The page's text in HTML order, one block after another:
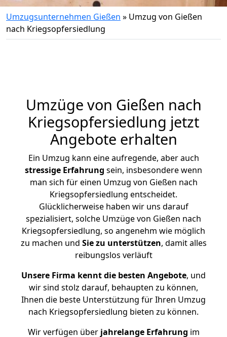
Umzugsunternehmen Gießen » Umzug von Gießen
nach Kriegsopfersiedlung
Umzüge von Gießen nach
Kriegsopfersiedlung jetzt
Angebote erhalten
Ein Umzug kann eine aufregende, aber auch
stressige Erfahrung sein, insbesondere wenn
man sich für einen Umzug von Gießen nach
Kriegsopfersiedlung entscheidet.
Glücklicherweise haben wir uns darauf
spezialisiert, solche Umzüge von Gießen nach
Kriegsopfersiedlung, so angenehm wie möglich
zu machen und Sie zu unterstützen, damit alles
reibungslos verläuft
Unsere Firma kennt die besten Angebote, und
wir sind stolz darauf, behaupten zu können,
Ihnen die beste Unterstützung für Ihren Umzug
nach Kriegsopfersiedlung bieten zu können.
Wir verfügen überjahrelange Erfahrung im